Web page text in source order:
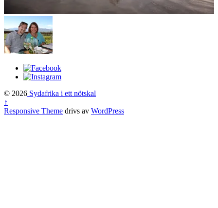
© 2026 Sydafrika i ett nötskal
↑
Responsive Theme drivs av WordPress